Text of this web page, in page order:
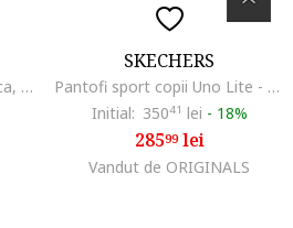
Pantofi copii, piele ecologica, albastru, pentru fete
SKECHERS
Pantofi sport copii Uno Lite - Vivid Splash, Alb
Initial: 35041 lei - 18%
28599lei
Vandut de ORIGINALS